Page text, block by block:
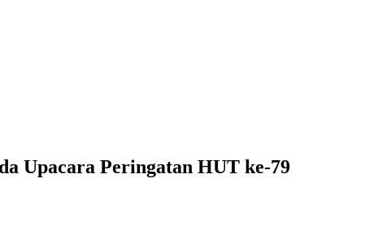
Upacara Peringatan HUT ke-79